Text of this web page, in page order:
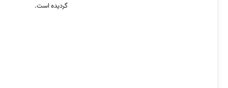
گردیده است.